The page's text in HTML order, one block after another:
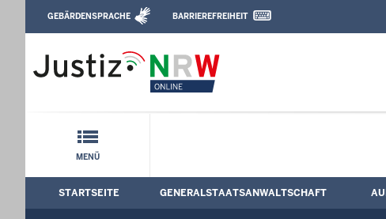
Generalstaatsanwaltschaft Düsseldorf:
Direkt zum Inhalt
Leichte Sprache, Gebärdensprachenvideo
GEBÄRDENSPRACHE BARRIEREFREIHEIT
Schnellnavigation mit Volltext-Suche
MENÜ
Hauptmenü: Hauptnavigation
STARTSEITE GENERALSTAATSANWALTSCHAFT